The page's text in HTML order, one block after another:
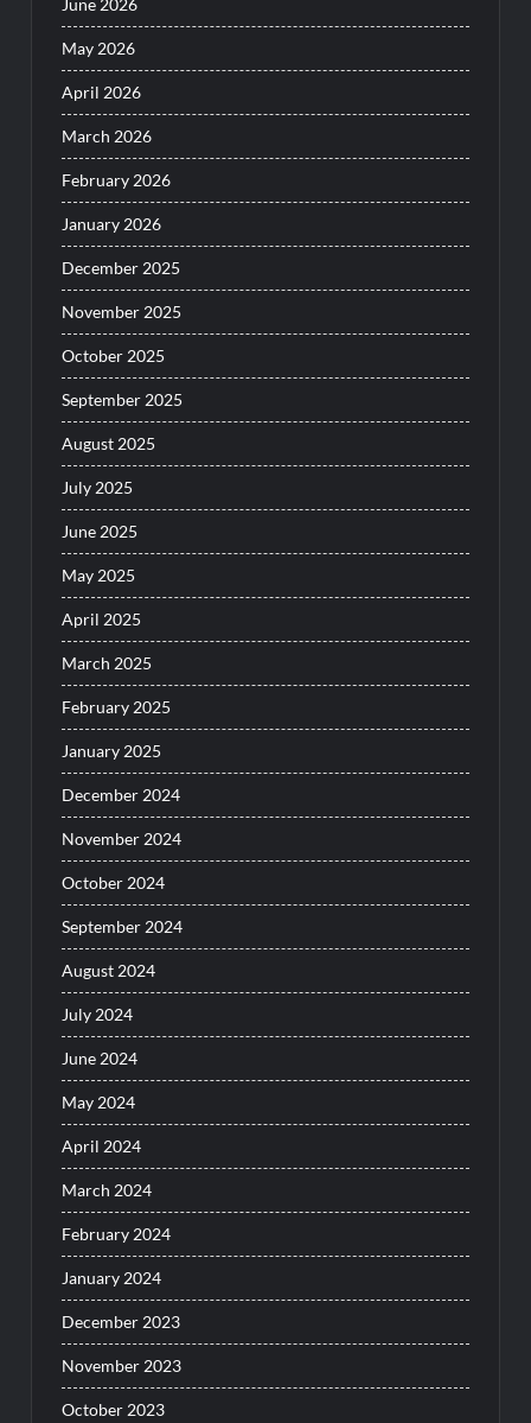
June 2026
May 2026
April 2026
March 2026
February 2026
January 2026
December 2025
November 2025
October 2025
September 2025
August 2025
July 2025
June 2025
May 2025
April 2025
March 2025
February 2025
January 2025
December 2024
November 2024
October 2024
September 2024
August 2024
July 2024
June 2024
May 2024
April 2024
March 2024
February 2024
January 2024
December 2023
November 2023
October 2023